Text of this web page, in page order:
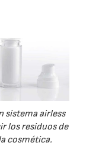
sistema airless
los residuos de
cosmética.